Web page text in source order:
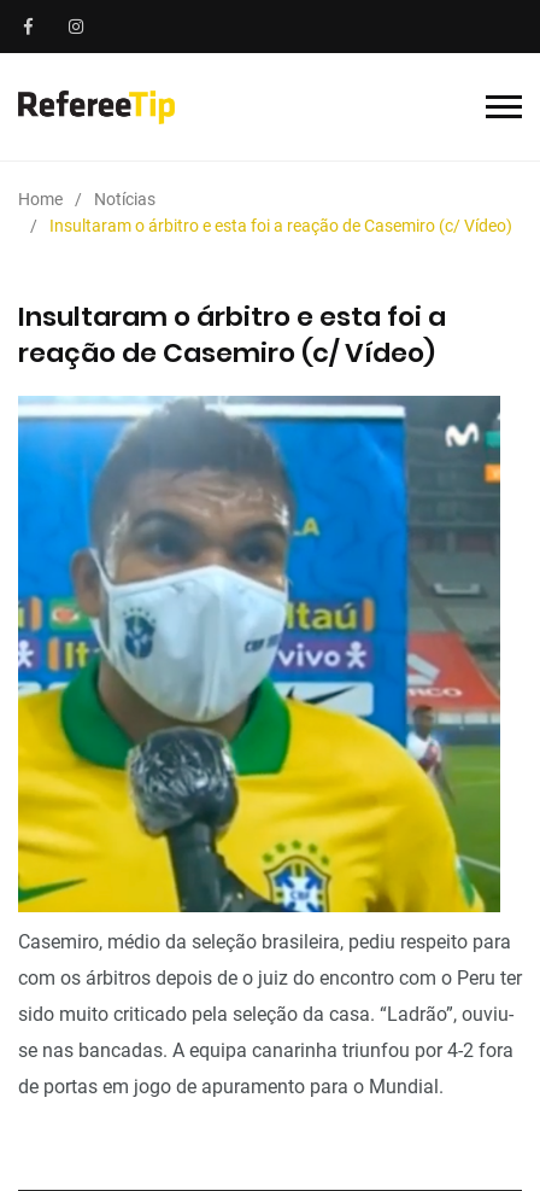
Home
Notícias
Insultaram o árbitro e esta foi a reação de Casemiro (c/ Vídeo)
Insultaram o árbitro e esta foi a
reação de Casemiro (c/ Vídeo)
Casemiro, médio da seleção brasileira, pediu respeito para
com os árbitros depois de o juiz do encontro com o Peru ter
sido muito criticado pela seleção da casa. “Ladrão”, ouviu-
se nas bancadas. A equipa canarinha triunfou por 4-2 fora
de portas em jogo de apuramento para o Mundial.